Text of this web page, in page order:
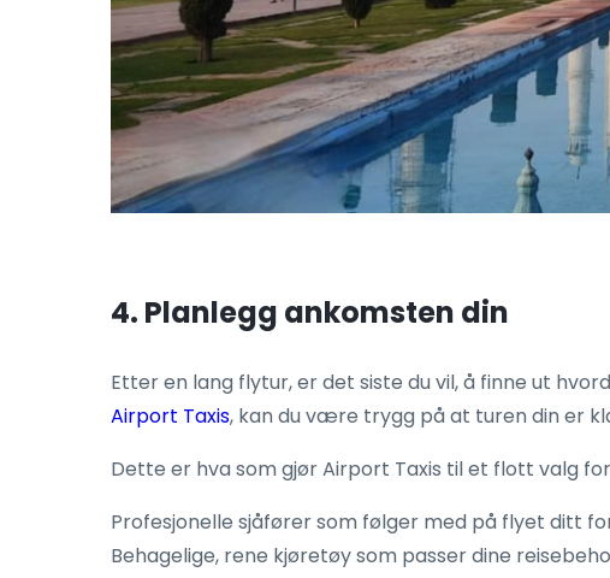
4. Planlegg ankomsten din
Etter en lang flytur, er det siste du vil, å finne ut
Airport Taxis, kan du være trygg på at turen din er
Dette er hva som gjør Airport Taxis til et flott valg
Profesjonelle sjåfører som følger med på flyet ditt
Behagelige, rene kjøretøy som passer dine